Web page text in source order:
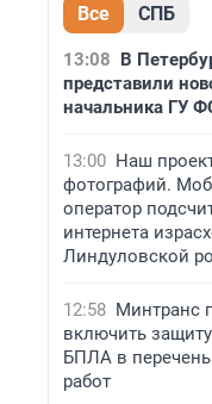
Все СПБ
13:08 В
представили
начальника ГУ
13:00 Наш
фотографий.
оператор
интернета
Линдуловской
12:58 Минтранс
включить
БПЛА в
работ